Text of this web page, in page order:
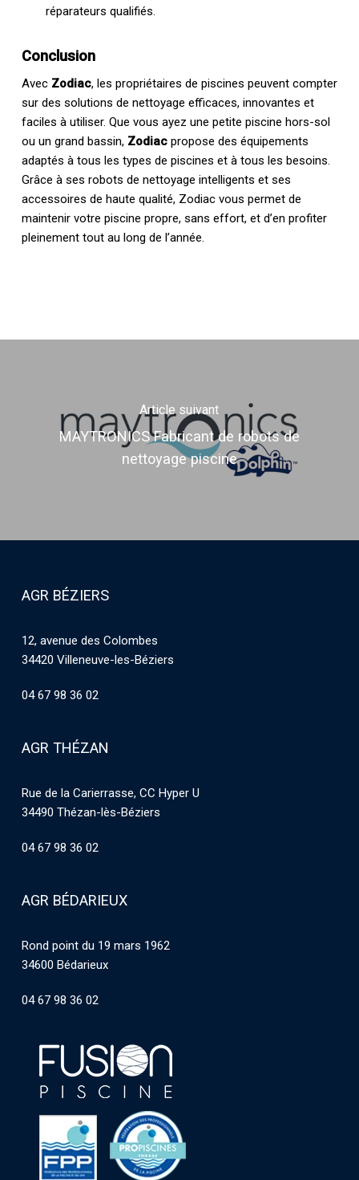
réparateurs qualifiés.
Conclusion
Avec Zodiac, les propriétaires de piscines peuvent compter
sur des solutions de nettoyage efficaces, innovantes et
faciles à utiliser. Que vous ayez une petite piscine hors-sol
ou un grand bassin, Zodiacpropose des équipements
adaptés à tous les types de piscines et à tous les besoins.
Grâce à ses robots de nettoyage intelligents et ses
accessoires de haute qualité, Zodiac vous permet de
maintenir votre piscine propre, sans effort, et d’en profiter
pleinement tout au long de l’année.
Article suivant
MAYTRONICS Fabricant de robots de
nettoyage piscine
AGR BÉZIERS
12, avenue des Colombes
34420 Villeneuve-les-Béziers
04 67 98 36 02
AGR THÉZAN
Rue de la Carierrasse, CC Hyper U
34490 Thézan-lès-Béziers
04 67 98 36 02
AGR BÉDARIEUX
Rond point du 19 mars 1962
34600 Bédarieux
04 67 98 36 02